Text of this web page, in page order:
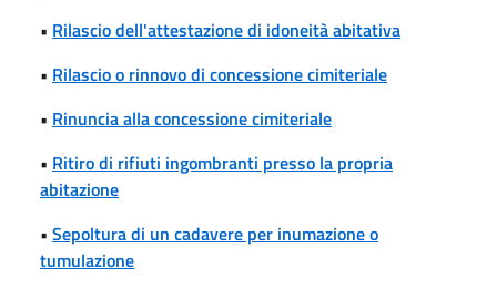
• Rilascio dell'attestazione di idoneità abitativa
• Rilascio o rinnovo di concessione cimiteriale
• Rinuncia alla concessione cimiteriale
• Ritiro di rifiuti ingombranti presso la propria
abitazione
• Sepoltura di un cadavere per inumazione o
tumulazione